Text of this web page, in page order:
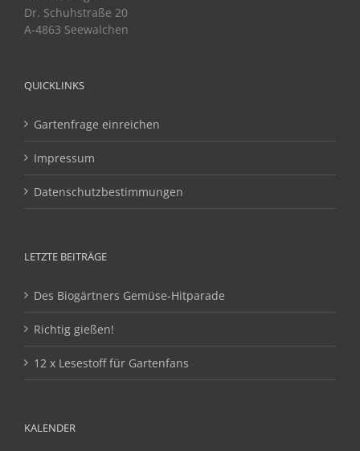
Dr. Schuhstraße 20
A-4863 Seewalchen
QUICKLINKS
Gartenfrage einreichen
Impressum
Datenschutzbestimmungen
LETZTE BEITRÄGE
Des Biogärtners Gemüse-Hitparade
Richtig gießen!
12 x Lesestoff für Gartenfans
KALENDER